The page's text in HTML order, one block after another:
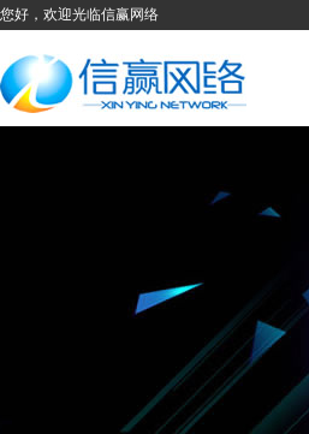
您好，欢迎光临信赢网络